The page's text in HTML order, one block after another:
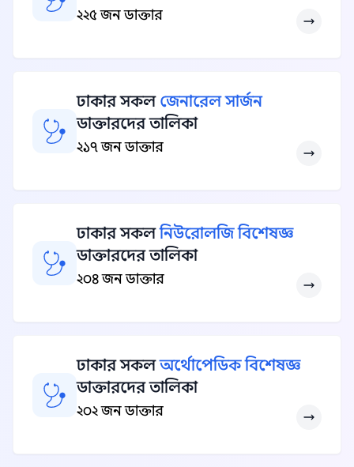
২২৫ জন ডাক্তার
ঢাকার সকল জেনারেল সার্জন
ডাক্তারদের তালিকা
২১৭ জন ডাক্তার
ঢাকার সকলনিউরোলজি বিশেষজ্ঞ
ডাক্তারদের তালিকা
২০৪ জন ডাক্তার
ঢাকার সকলঅর্থোপেডিক বিশেষজ্ঞ
ডাক্তারদের তালিকা
২০২ জন ডাক্তার